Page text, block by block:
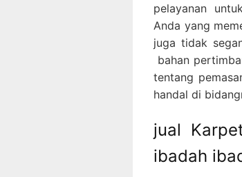
pelayanan
Anda yang
juga tidak
bahan
tentang
handal di
jual
ibadah